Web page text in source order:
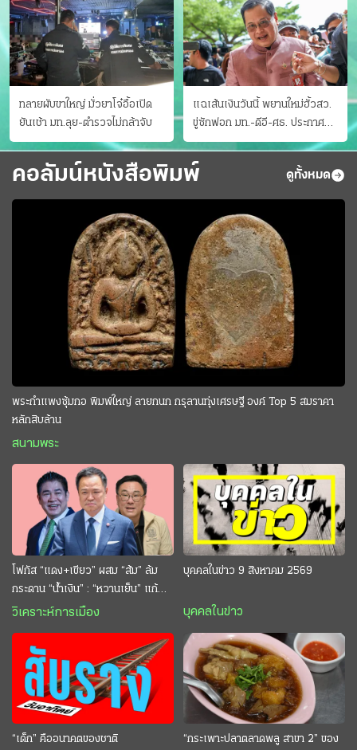
ทลายผับขาใหญ่ มั่วยาโจ๋อื้อเปิด
ยันเช้า มท.ลุย-ตำรวจไม่กล้าจับ
แฉเส้นเงินวันนี้ พยานใหม่ฮั้วสว.
ขู่ซักฟอก มท.-ดีอี-ศธ. ประกาศ
บัญชีท้องถิ่น
คอลัมน์หนังสือพิมพ์ ดูทั้งหมด
พระกำแพงซุ้มกอ พิมพ์ใหญ่ ลายกนก กรุลานทุ่งเศรษฐี องค์ Top 5 สมราคา
หลักสิบล้าน
สนามพระ
โฟกัส “แดง+เขียว” ผสม “ส้ม” ล้ม
กระดาน “นํ้าเงิน” : “หวานเย็น” แก้
กระหาย “อนุทิน” ดักตีกินสบาย
วิเคราะห์การเมือง
บุคคลในข่าว 9 สิงหาคม 2569
บุคคลในข่าว
“เด็ก” คืออนาคตของชาติ
“กระเพาะปลาตลาดพลู สาขา 2” ของ